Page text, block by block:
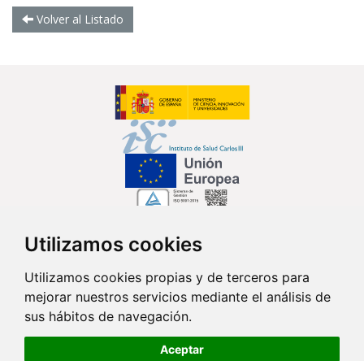
Utilizamos cookies
Utilizamos cookies propias y de terceros para
mejorar nuestros servicios mediante el análisis de
sus hábitos de navegación.
Aceptar
Volver al Listado
Síguenos en...
Contacto
Av. Monforte de Lemos, 3-5. Pabellón 11. Planta 0 28029 Madrid
info@ciberisciii.es